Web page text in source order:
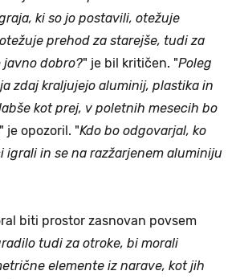
ki so jo postavili, otežuje
prehod za starejše, tudi za
javno dobro?" je bil kritičen. "Poleg
zdaj kraljujejo aluminij, plastika in
kot prej, v poletnih mesecih bo
" je opozoril. "Kdo bo odgovarjal, ko
igrali in se na razžarjenem aluminiju
biti prostor zasnovan povsem
tudi za otroke, bi morali
elemente iz narave, kot jih